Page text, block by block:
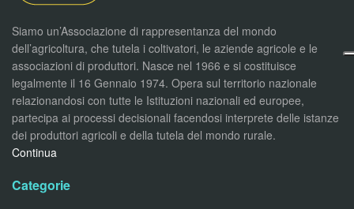
Siamo un’Associazione di rappresentanza del mondo
dell’agricoltura, che tutela i coltivatori, le aziende agricole e le
associazioni di produttori. Nasce nel 1966 e si costituisce
legalmente il 16 Gennaio 1974. Opera sul territorio nazionale
relazionandosi con tutte le Istituzioni nazionali ed europee,
partecipa ai processi decisionali facendosi interprete delle istanze
dei produttori agricoli e della tutela del mondo rurale.
Continua
Categorie